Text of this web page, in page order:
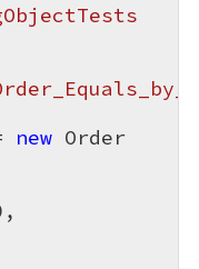
new Order
,